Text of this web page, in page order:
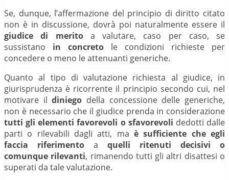
Se, dunque, l’affermazione del principio di diritto citato
non è in discussione, dovrà poi naturalmente essere il
giudice di meritoa valutare, caso per caso, se
sussistano in concreto le condizioni richieste per
concedere o meno le attenuanti generiche.
Quanto al tipo di valutazione richiesta al giudice, in
giurisprudenza è ricorrente il principio secondo cui, nel
motivare ildiniego della concessione delle generiche,
non è necessario che il giudice prenda in considerazione
tutti gli elementi favorevoli o sfavorevoli dedotti dalle
parti o rilevabili dagli atti, ma è sufficiente che egli
faccia riferimento a quelli ritenuti decisivi o
comunque rilevanti, rimanendo tutti gli altri disattesi o
superati da tale valutazione.